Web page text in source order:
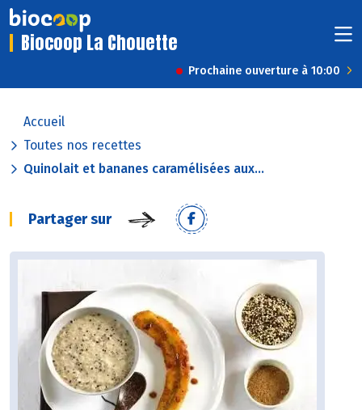
Biocoop La Chouette
Prochaine ouverture à 10:00
Accueil
Toutes nos recettes
Quinolait et bananes caramélisées aux...
Partager sur